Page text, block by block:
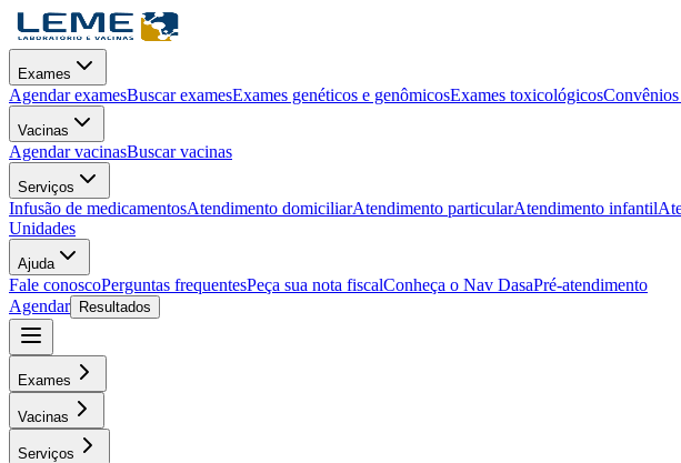
Exames
Agendar examesBuscar examesExames genéticos e genômicosExames toxicológicos
Vacinas
Agendar vacinasBuscar vacinas
Serviços
Infusão de medicamentosAtendimento domiciliarAtendimento particularAtendimento infantil
Unidades
Ajuda
Fale conoscoPerguntas frequentesPeça sua nota fiscalConheça o Nav DasaPré-atendimento
Agendar
Resultados
Exames
Vacinas
Serviços